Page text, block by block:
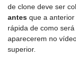
de clone deve ser
antes que a
rápida de como
aparecerem no
superior.